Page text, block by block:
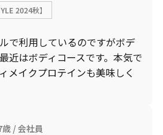
2024秋】
で利用しているのですがボデ
近はボディコースです。本気で
メイクプロテインも美味しく
歳 会社員